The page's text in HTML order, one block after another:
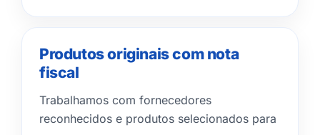
Produtos originais com nota
fiscal
Trabalhamos com fornecedores
reconhecidos e produtos selecionados para